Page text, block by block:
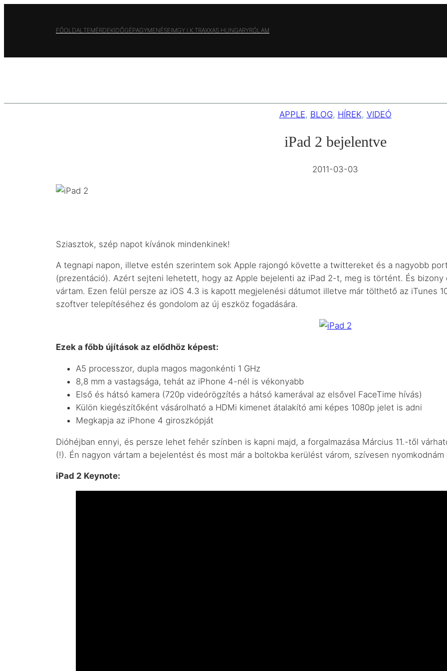
FŐOLDALTEMÉRDEKIDŐGÉPAGYMENÉSEIMGY.I.K.TRAXXAS HUNGARYRÓLAM
APPLE, BLOG, HÍREK, VIDEÓ
iPad 2 bejelentve
2011-03-03
Sziasztok, szép napot kívánok mindenkinek!
A tegnapi napon, illetve estén szerintem sok Apple rajongó követte a twittereket és a nagyobb
(prezentáció). Azért sejteni lehetett, hogy az Apple bejelenti az iPad 2-t, meg is történt. És
vártam. Ezen felül persze az iOS 4.3 is kapott megjelenési dátumot illetve már tölthető az iTunes
szoftver telepítéséhez és gondolom az új eszköz fogadására.
Ezek a főbb újítások az elődhöz képest:
A5 processzor, dupla magos magonkénti 1 GHz
8,8 mm a vastagsága, tehát az iPhone 4-nél is vékonyabb
Első és hátsó kamera (720p videórögzítés a hátsó kamerával az elsővel FaceTime hívás)
Külön kiegészítőként vásárolható a HDMi kimenet átalakító ami képes 1080p jelet is adni
Megkapja az iPhone 4 giroszkópját
Dióhéjban ennyi, és persze lehet fehér színben is kapni majd, a forgalmazása Március 11.-től
(!). Én nagyon vártam a bejelentést és most már a boltokba kerülést várom, szívesen
iPad 2 Keynote: